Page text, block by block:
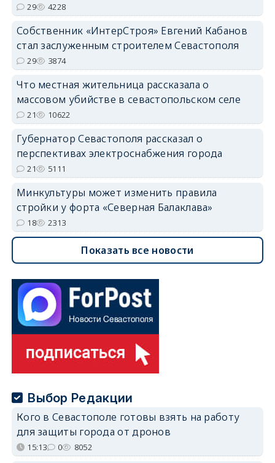
29 4228
Собственник «ИнтерСтроя» Евгений Кабанов
стал заслуженным строителем Севастополя
29 3874
Что местная жительница рассказала о
массовом убийстве в севастопольском селе
21 10622
Губернатор Севастополя рассказал о
перспективах электроснабжения города
21 5111
Минкультуры может изменить правила
стройки у форта «Северная Балаклава»
18 2313
Показать все новости
Выбор Редакции
Кого в Севастополе готовы взять на работу
для защиты города от дронов
15:13 0 8052